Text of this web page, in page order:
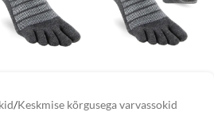
/Keskmise kõrgusega varvassokid